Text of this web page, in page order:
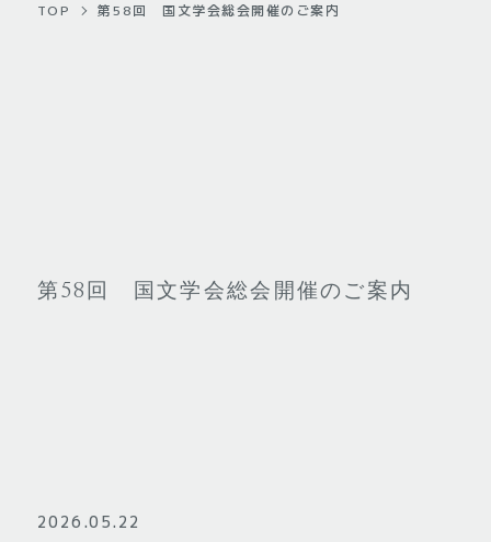
TOP 第58回 国文学会総会開催のご案内
第58回 国文学会総会開催のご案内
2026.05.22